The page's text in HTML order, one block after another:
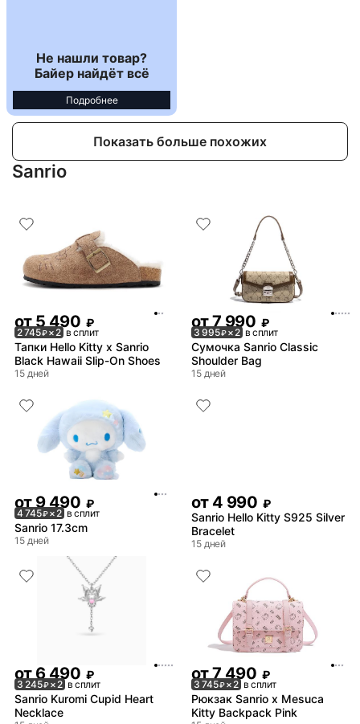
Не нашли товар?
Байер найдёт всё
Подробнее
Показать больше похожих
Sanrio
от 5 490 ₽
2 745₽× 2 в сплит
Тапки Hello Kitty x Sanrio
Black Hawaii Slip-On Shoes
15 дней
от7 990 ₽
3 995₽× 2 в сплит
Сумочка Sanrio Classic
Shoulder Bag
15 дней
от9 490 ₽
4 745₽× 2 в сплит
Sanrio 17.3cm
15 дней
от 4 990 ₽
Sanrio Hello Kitty S925 Silver
Bracelet
15 дней
от6 490 ₽
3 245₽× 2 в сплит
Sanrio Kuromi Cupid Heart
Necklace
от7 490 ₽
3 745₽× 2 в сплит
Рюкзак Sanrio x Mesuca
Kitty Backpack Pink